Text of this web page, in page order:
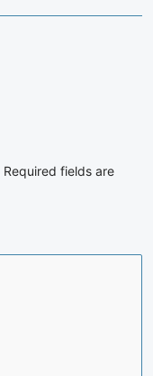
Required fields are